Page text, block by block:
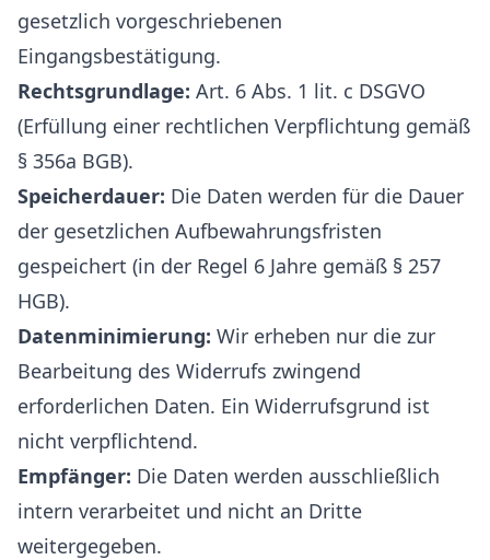
gesetzlich vorgeschriebenen
Eingangsbestätigung.
Rechtsgrundlage: Art. 6 Abs. 1 lit. c DSGVO
(Erfüllung einer rechtlichen Verpflichtung gemäß
§ 356a BGB).
Speicherdauer: Die Daten werden für die Dauer
der gesetzlichen Aufbewahrungsfristen
gespeichert (in der Regel 6 Jahre gemäß § 257
HGB).
Datenminimierung: Wir erheben nur die zur
Bearbeitung des Widerrufs zwingend
erforderlichen Daten. Ein Widerrufsgrund ist
nicht verpflichtend.
Empfänger: Die Daten werden ausschließlich
intern verarbeitet und nicht an Dritte
weitergegeben.